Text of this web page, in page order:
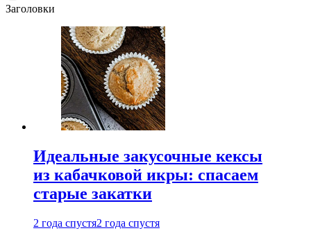
Заголовки
Идеальные закусочные кексы
из кабачковой икры: спасаем
старые закатки
2 года спустя2 года спустя